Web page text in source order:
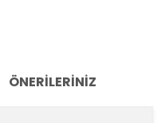
ÖNERILERINIZ